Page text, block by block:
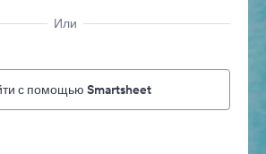
Или
с помощью Smartsheet